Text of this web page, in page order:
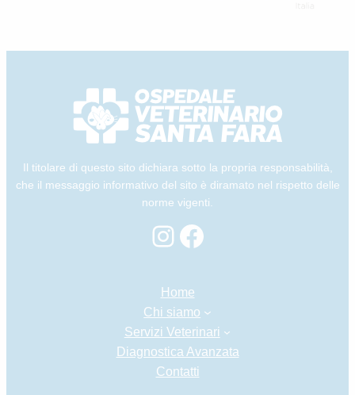
Il titolare di questo sito dichiara sotto la propria responsabilità,
che il messaggio informativo del sito è diramato nel rispetto delle
norme vigenti.
Instagram
Facebook
Home
Chi siamo
Servizi Veterinari
Diagnostica Avanzata
Contatti